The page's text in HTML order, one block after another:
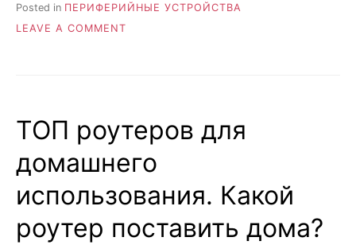
Posted in ПЕРИФЕРИЙНЫЕ УСТРОЙСТВА
LEAVE A COMMENT
ПОЧЕМУ
НУЖНА
ХОРОШАЯ
ФОТОБУМАГА?
ТОП роутеров для
домашнего
использования. Какой
роутер поставить дома?